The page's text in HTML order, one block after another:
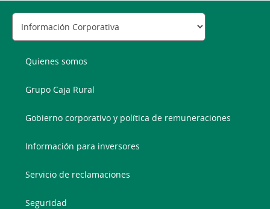
Quienes somos
Grupo Caja Rural
Gobierno corporativo y política de remuneraciones
Información para inversores
Servicio de reclamaciones
Seguridad